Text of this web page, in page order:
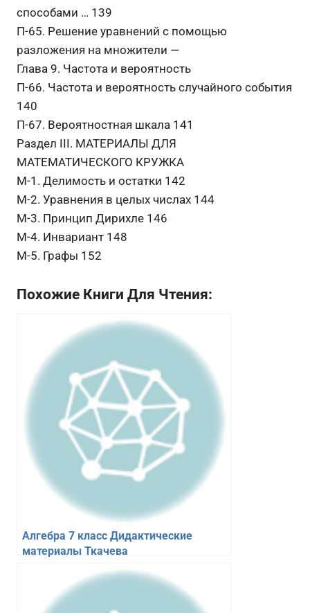
способами … 139
П-65. Решение уравнений с помощью
разложения на множители —
Глава 9. Частота и вероятность
П-66. Частота и вероятность случайного события
140
П-67. Вероятностная шкала 141
Раздел III. МАТЕРИАЛЫ ДЛЯ
МАТЕМАТИЧЕСКОГО КРУЖКА
М-1. Делимость и остатки 142
М-2. Уравнения в целых числах 144
М-3. Принцип Дирихле 146
М-4. Инвариант 148
М-5. Графы 152
Похожие Книги Для Чтения:
Алгебра 7 класс Дидактические
материалы Ткачева